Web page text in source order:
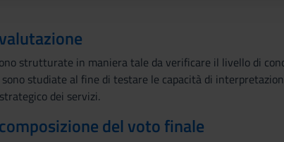
strutturate in maniera tale da verificare il livello di
studiate al fine di testare le capacità di
dei servizi.
del voto finale